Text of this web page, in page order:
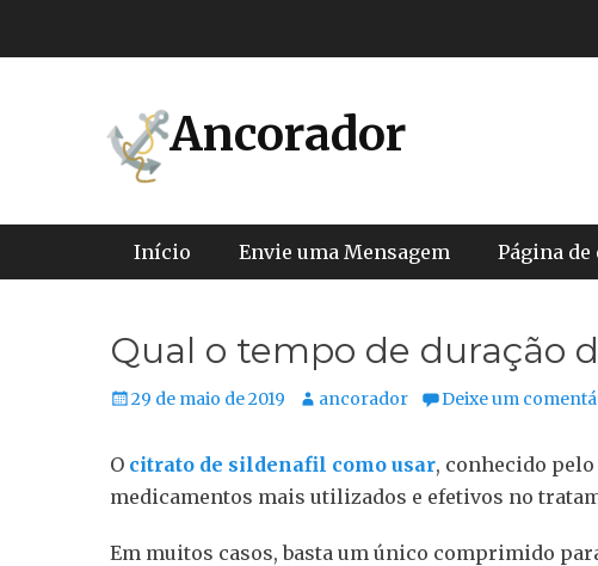
Ancorador
Menu principal
Início Envie uma Mensagem Página
Qual o tempo de duração
Posted
29 de maio de 2019 Autor:
ancorador Deixe um
O citrato de sildenafil como usar, conhecido
medicamentos mais utilizados e efetivos no
Em muitos casos, basta um único comprimido